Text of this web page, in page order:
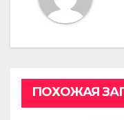
ПОХОЖАЯ